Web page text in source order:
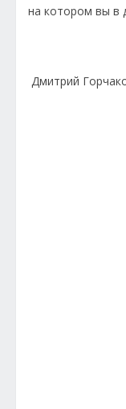
на котором вы в
Дмитрий